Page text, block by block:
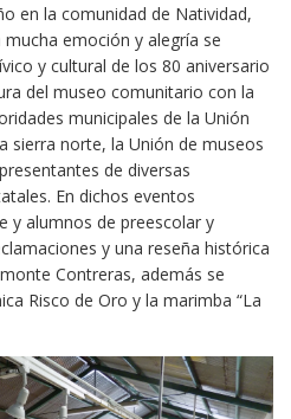
en la comunidad de Natividad,
mucha emoción y alegría se
y cultural de los 80 aniversario
del museo comunitario con la
municipales de la Unión
sierra norte, la Unión de museos
de diversas
En dichos eventos
y alumnos de preescolar y
y una reseña histórica
Contreras, además se
Risco de Oro y la marimba “La